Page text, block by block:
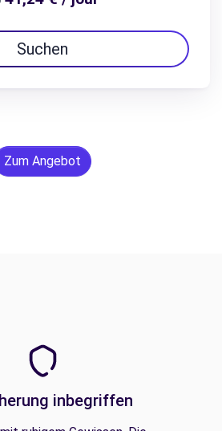
Suchen
Zum Angebot
inbegriffen